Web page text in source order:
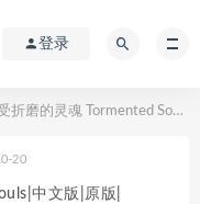
登录
的灵魂 Tormented Souls|中文版|原版|
20
中文版|原版|